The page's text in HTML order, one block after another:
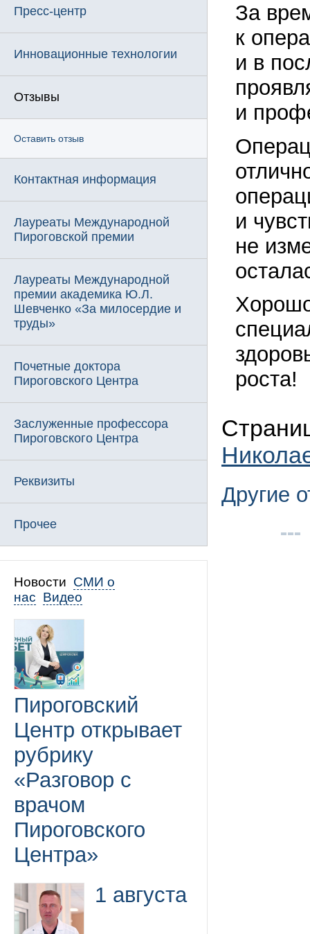
Пресс-центр
Инновационные технологии
Отзывы
Оставить отзыв
Контактная информация
Лауреаты Международной
Пироговской премии
Лауреаты Международной
премии академика Ю.Л.
Шевченко «За милосердие и
труды»
Почетные доктора
Пироговского Центра
Заслуженные профессора
Пироговского Центра
Реквизиты
Прочее
Новости СМИ о
нас Видео
Пироговский
Центр открывает
рубрику
«Разговор с
врачом
Пироговского
Центра»
1 августа
За
к
и в
и
и
не
роста!
Другие